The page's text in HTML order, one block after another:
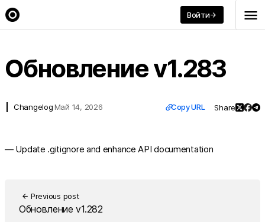
Войтиarrow_forward menu
Обновление v1.283
Changelog Май 14, 2026 linkCopy URL Share
— Update .gitignore and enhance API documentation
arrow_back Previous post
Обновление v1.282